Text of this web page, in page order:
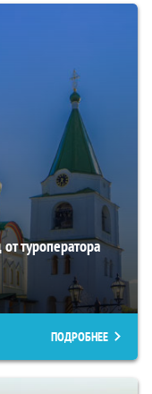
туроператора
ПОДРОБНЕЕ